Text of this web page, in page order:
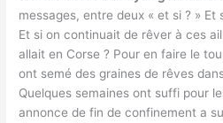
messages, entre deux « et si ? »
Et si on continuait de rêver à ces
allait en Corse ? Pour en faire le
ont semé des graines de rêves
Quelques semaines ont suffi pour
annonce de fin de confinement a